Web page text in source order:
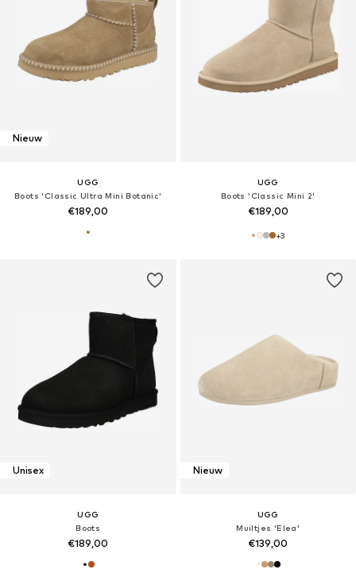
Nieuw
UGG
Boots 'Classic Ultra Mini Botanic'
€189,00
UGG
Boots 'Classic Mini 2'
€189,00
+3
Unisex
UGG
Boots
€189,00
Nieuw
UGG
Muiltjes 'Elea'
€139,00